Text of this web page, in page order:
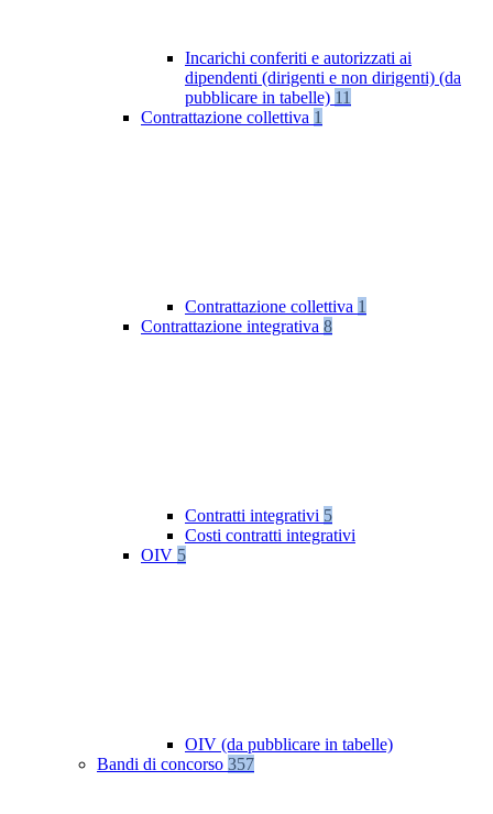
Incarichi conferiti e autorizzati ai
dipendenti (dirigenti e non dirigenti) (da
pubblicare in tabelle) 11
Contrattazione collettiva 1
Contrattazione collettiva 1
Contrattazione integrativa 8
Contratti integrativi 5
Costi contratti integrativi
OIV 5
OIV (da pubblicare in tabelle)
Bandi di concorso 357